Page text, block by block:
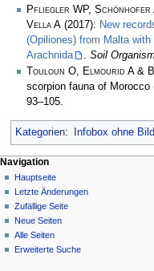
Pfliegler WP, Schönhofer
Vella A (2017): New
(Opiliones) from Malta
Arachnida
. Soil
Touloun O, Elmourid A &
scorpion fauna of Morocco
93–105.
Kategorien: Infobox ohne Bild
Navigation
Hauptseite
Letzte Änderungen
Zufällige Seite
Neue Seiten
Alle Seiten
Erweiterte Suche